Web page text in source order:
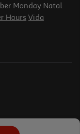
Monday Natal
Hours Vida